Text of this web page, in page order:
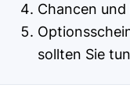
Chancen
sollten Sie tun